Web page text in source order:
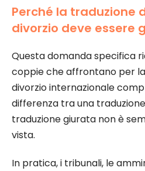
Perché la traduzione
divorzio deve essere
Questa domanda specifica
coppie che affrontano per
divorzio internazionale
differenza tra una
traduzione giurata non è
vista.
In pratica, i tribunali, le